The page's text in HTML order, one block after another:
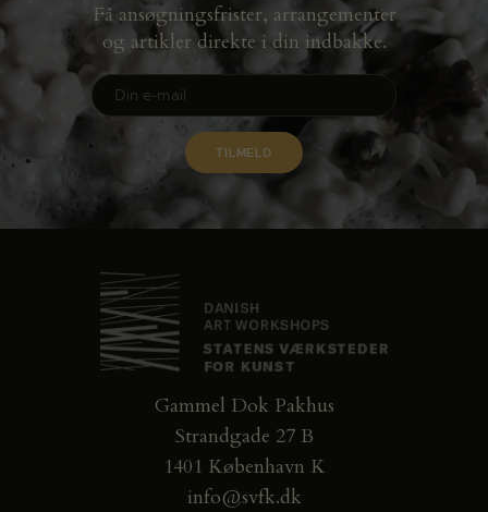
Få ansøgningsfrister, arrangementer
og artikler direkte i din indbakke.
Gammel Dok Pakhus
Strandgade 27 B
1401 København K
info@svfk.dk